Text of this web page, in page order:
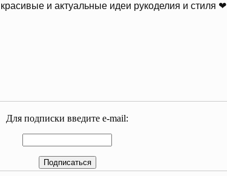
и актуальные идеи рукоделия и стиля ❤
Для подписки введите e-mail: